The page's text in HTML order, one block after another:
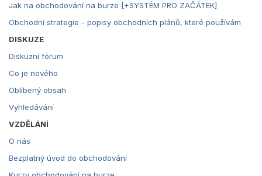
Jak na obchodování na burze [+SYSTÉM PRO ZAČÁTEK]
Obchodní strategie - popisy obchodních plánů, které používám
DISKUZE
Diskuzní fórum
Co je nového
Oblíbený obsah
Vyhledávání
VZDĚLÁNÍ
O nás
Bezplatný úvod do obchodování